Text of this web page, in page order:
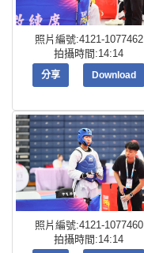
照片編號:4121-1077462
拍攝時間:14:14
分享 Download
照片編號:4121-1077460
拍攝時間:14:14